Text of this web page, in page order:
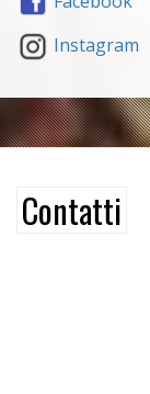
Instagram
Contatti